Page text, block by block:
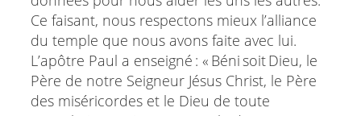
Ce faisant, nous respectons mieux l’alliance
du temple que nous avons faite avec lui.
L’apôtre Paul a enseigné : « Béni soit Dieu, le
Père de notre Seigneur Jésus Christ, le Père
des miséricordes et le Dieu de toute